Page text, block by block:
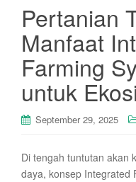
Pertanian
Manfaat
Farming
untuk
September 29, 2025
Di tengah tuntutan akan
daya, konsep Integrated